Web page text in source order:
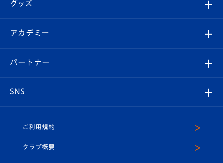
チケット
イベント
メディア
ホームタウン
スタッフプロフィール
マスコット紹介
Revive Team
ヴィヴィくんの長崎おもてなしガイド
フォトギャラリー
スタジアムグルメ
V-LOVERS（ファンクラブ）
プレイヤーズスイート
グッズ
オンラインショップ
店舗情報
アカデミー
育成からのお知らせ
U-18
パートナー
SNS
ヴィヴィくんインスタグラム
ご利用規約
クラブ概要